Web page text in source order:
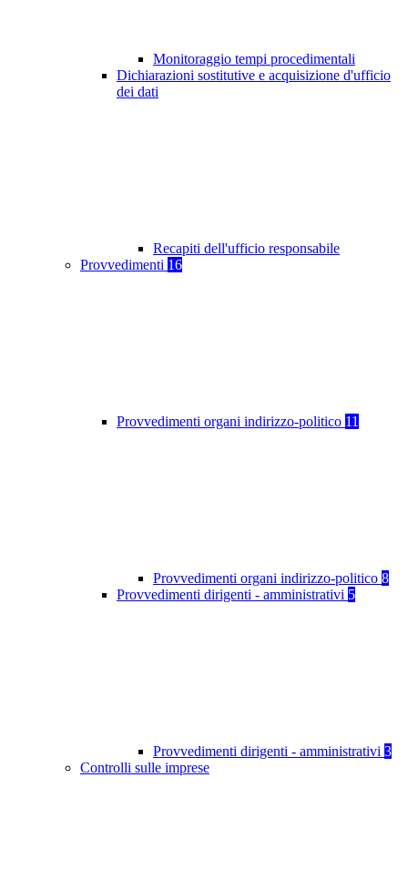
Monitoraggio tempi procedimentali
Dichiarazioni sostitutive e acquisizione d'ufficio
dei dati
Recapiti dell'ufficio responsabile
Provvedimenti 16
Provvedimenti organi indirizzo-politico 11
Provvedimenti organi indirizzo-politico 8
Provvedimenti dirigenti - amministrativi 5
Provvedimenti dirigenti - amministrativi 3
Controlli sulle imprese